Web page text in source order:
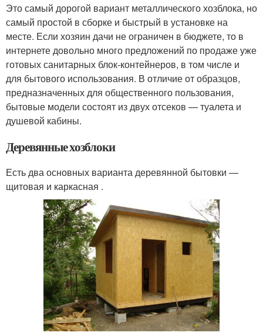
Это самый дорогой вариант металлического хозблока, но
самый простой в сборке и быстрый в установке на
месте. Если хозяин дачи не ограничен в бюджете, то в
интернете довольно много предложений по продаже уже
готовых санитарных блок-контейнеров, в том числе и
для бытового использования. В отличие от образцов,
предназначенных для общественного пользования,
бытовые модели состоят из двух отсеков — туалета и
душевой кабины.
Деревянные хозблоки
Есть два основных варианта деревянной бытовки —
щитовая и каркасная .